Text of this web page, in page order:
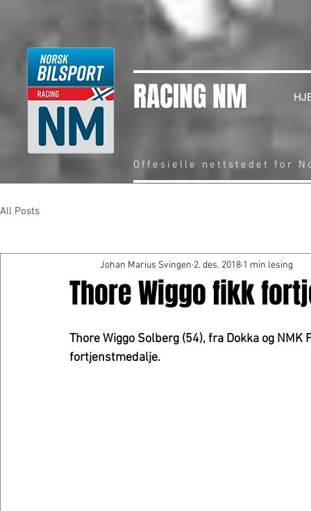
RACING NM
Offesielle nettstedet for
All Posts
Thore Wiggo fikk
Johan Marius Svingen 2. des. 2018 1 min lesing
Thore Wiggo Solberg (54), fra Dokka og
fortjenstmedalje.